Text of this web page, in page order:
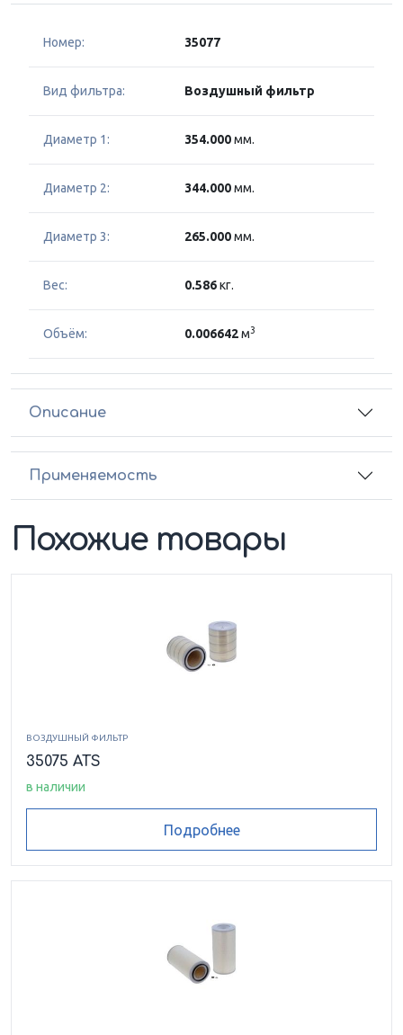
Номер: 35077
Вид фильтра: Воздушный фильтр
Диаметр 1: 354.000мм.
Диаметр 2: 344.000мм.
Диаметр 3: 265.000мм.
Вес: 0.586кг.
Объём: 0.006642м3
Описание
Применяемость
Похожие товары
ВОЗДУШНЫЙ ФИЛЬТР
35075 ATS
в наличии
Подробнее